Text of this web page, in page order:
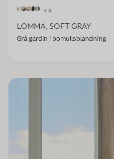
+ 3
LOMMA, SOFT GRAY
Grå gardin i bomullsblandning